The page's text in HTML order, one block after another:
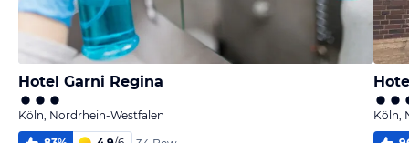
Hotel Garni Regina
Köln, Nordrhein-Westfalen
Köln,